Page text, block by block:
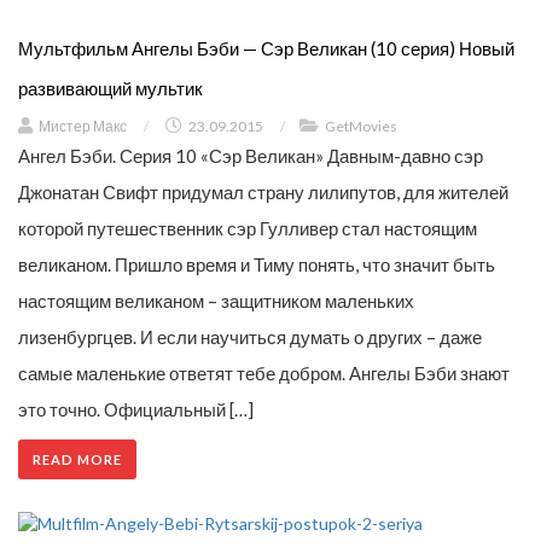
Мультфильм Ангелы Бэби — Сэр Великан (10 серия) Новый
развивающий мультик
Мистер Макс / 23.09.2015 / GetMovies
Ангел Бэби. Серия 10 «Сэр Великан» Давным-давно сэр
Джонатан Свифт придумал страну лилипутов, для жителей
которой путешественник сэр Гулливер стал настоящим
великаном. Пришло время и Тиму понять, что значит быть
настоящим великаном – защитником маленьких
лизенбургцев. И если научиться думать о других – даже
самые маленькие ответят тебе добром. Ангелы Бэби знают
это точно. Официальный […]
READ MORE